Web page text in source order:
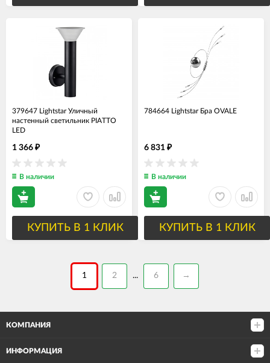
379647 Lightstar Уличный
настенный светильник PIATTO
LED
1 366 ₽
В наличии
КУПИТЬ В 1 КЛИК
784664 Lightstar Бра OVALE
6 831 ₽
В наличии
КУПИТЬ В 1 КЛИК
1 2 ... 6 →
КОМПАНИЯ
ИНФОРМАЦИЯ